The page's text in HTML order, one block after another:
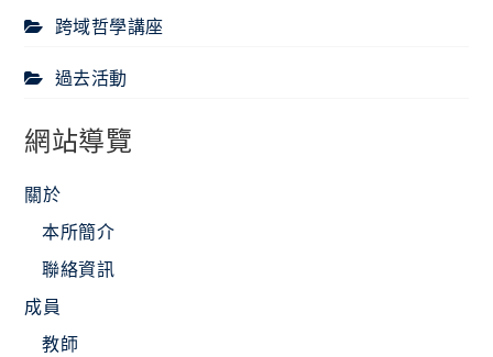
跨域哲學講座
過去活動
網站導覽
關於
本所簡介
聯絡資訊
成員
教師